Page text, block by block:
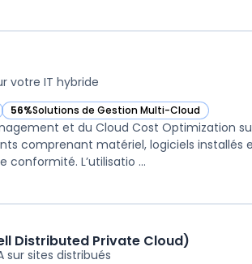
votre IT hybride
56%Solutions de Gestion Multi-Cloud
— voir Flexera One dans cette catégorie
et du Cloud Cost Optimization
comprenant matériel, logiciels installés
L’utilisatio ...
Distributed Private Cloud)
sites distribués